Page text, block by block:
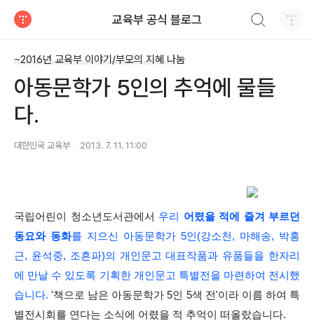
교육부 공식 블로그
~2016년 교육부 이야기/부모의 지혜 나눔
아동문학가 5인의 추억에 물들
다.
대한민국 교육부 2013. 7. 11. 11:00
국립어린이 청소년도서관에서 우리 어렸을 적에 즐겨 부르던
동요와 동화를 지으신 아동문학가 5인(강소천, 마해송, 박홍
근, 윤석중, 조흔파)의 개인문고 대표작품과 유품들을 한자리
에 만날 수 있도록 기획한 개인문고 특별전을 마련하여 전시했
습니다. '책으로 남은 아동문학가 5인 5색 전'이라 이름 하여 특
별전시회를 연다는 소식에 어렸을 적 추억이 떠올랐습니다.